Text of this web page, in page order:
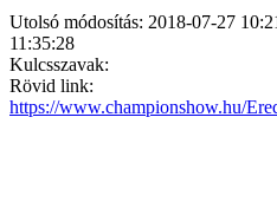
Utolsó módosítás: 2018-07-27
11:35:28
Kulcsszavak:
Rövid link:
https://www.championshow.hu/